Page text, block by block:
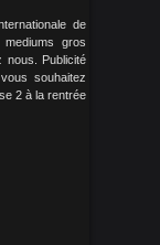
de
gros
nous. Publicité
souhaitez
2 à la rentrée